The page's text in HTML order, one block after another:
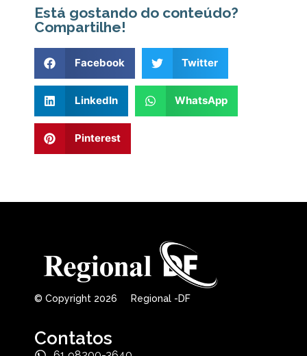
Está gostando do conteúdo?
Compartilhe!
Facebook Twitter
LinkedIn WhatsApp
Pinterest
© Copyright 2026 Regional -DF
Contatos